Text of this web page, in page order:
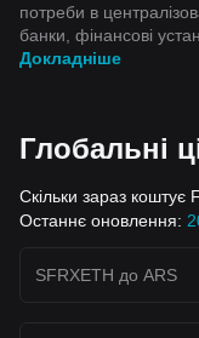
потреби в
банки, фінансові
Докладніше
Глобальні
Скільки зараз
Останнє оновлення:
SFRXETH до ARS